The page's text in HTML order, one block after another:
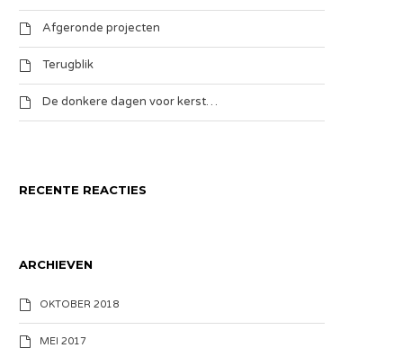
Afgeronde projecten
Terugblik
De donkere dagen voor kerst…
RECENTE REACTIES
ARCHIEVEN
OKTOBER 2018
MEI 2017